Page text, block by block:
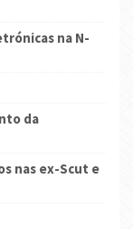
na N-
da
nas ex-Scut e